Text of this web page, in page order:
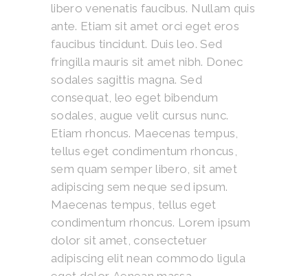
libero venenatis faucibus. Nullam quis
ante. Etiam sit amet orci eget eros
faucibus tincidunt. Duis leo. Sed
fringilla mauris sit amet nibh. Donec
sodales sagittis magna. Sed
consequat, leo eget bibendum
sodales, augue velit cursus nunc.
Etiam rhoncus. Maecenas tempus,
tellus eget condimentum rhoncus,
sem quam semper libero, sit amet
adipiscing sem neque sed ipsum.
Maecenas tempus, tellus eget
condimentum rhoncus. Lorem ipsum
dolor sit amet, consectetuer
adipiscing elit nean commodo ligula